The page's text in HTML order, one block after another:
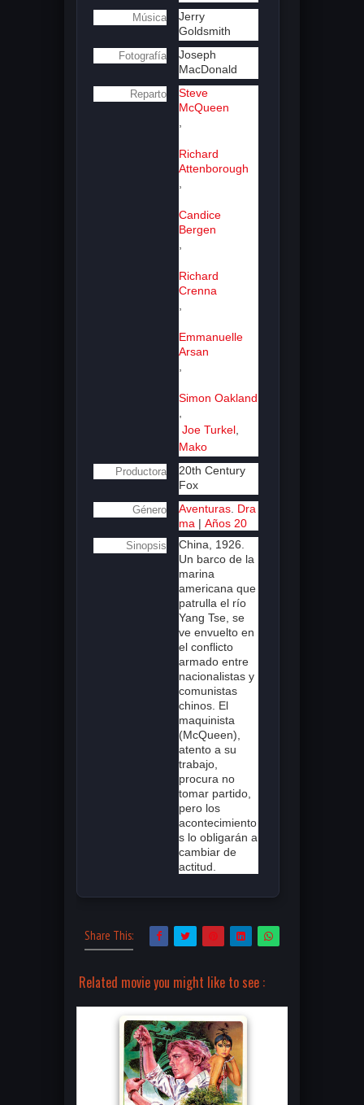
Música
Jerry
Goldsmith
Fotografía
Joseph
MacDonald
Reparto
Steve
McQueen
Richard
Attenborough
Candice
Bergen
Richard
Crenna
Emmanuelle
Arsan
Simon Oakland
Joe Turkel
Mako
Productora
20th Century
Fox
Género Aventuras Dra
ma | Años 20
Sinopsis
China, 1926.
Un barco de la
marina
americana que
patrulla el río
Yang Tse, se
ve envuelto en
el conflicto
armado entre
nacionalistas y
comunistas
chinos. El
maquinista
(McQueen),
atento a su
trabajo,
procura no
tomar partido,
pero los
acontecimiento
s lo obligarán a
cambiar de
actitud.
Share This:
Related movie you might like to see :